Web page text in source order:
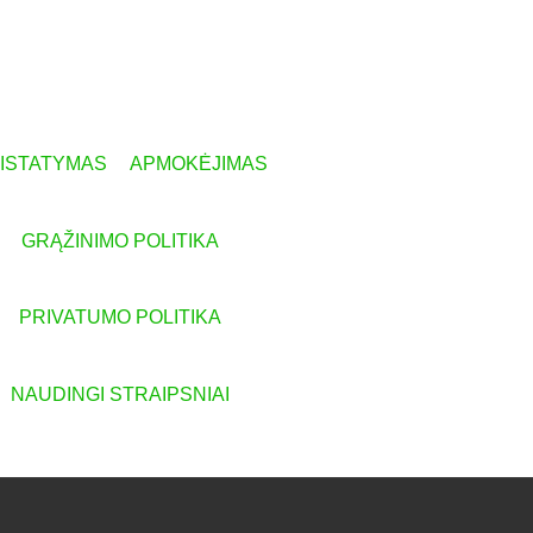
APMOKĖJIMAS
GRĄŽINIMO POLITIKA
PRIVATUMO POLITIKA
NAUDINGI STRAIPSNIAI